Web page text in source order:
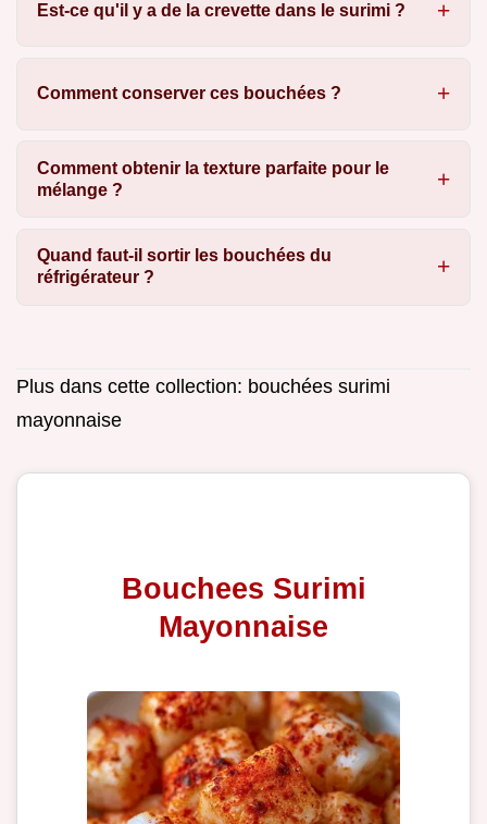
Est-ce qu'il y a de la crevette dans le surimi ?
Comment conserver ces bouchées ?
Comment obtenir la texture parfaite pour le
mélange ?
Quand faut-il sortir les bouchées du
réfrigérateur ?
Plus dans cette collection: bouchées surimi
mayonnaise
Bouchees Surimi
Mayonnaise